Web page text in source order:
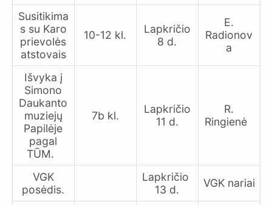
Susitikima
s su Karo
prievolės
atstovais
10-12 kl.
Lapkričio
8 d.
E.
Radionov
a
Išvyka į
Simono
Daukanto
muziejų
Papilėje
pagal
TŪM.
7b kl.
Lapkričio
11 d.
R.
Ringienė
VGK
posėdis.
Lapkričio
13 d.
VGK nariai